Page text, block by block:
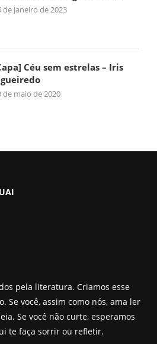
de janeiro de 2023
Céu sem estrelas – Iris
de maio de 2020
pela literatura. Criamos esse
Se você, assim como nós, ama ler
Se você não curte, esperamos
te faça sorrir ou refletir.